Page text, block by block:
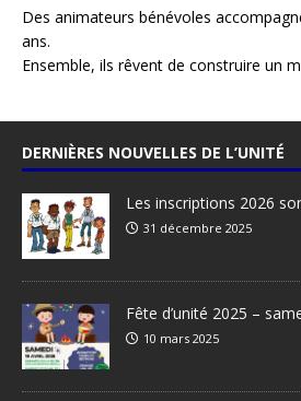
Des animateurs bénévoles
ans.
Ensemble, ils rêvent de construire un
DERNIÈRES NOUVELLES DE L’UNITÉ
Les inscriptions 2026
31 décembre 2025
Fête d’unité 2025 –
10 mars 2025